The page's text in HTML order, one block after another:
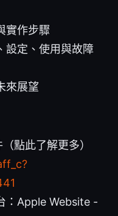
實作步驟
設定、使用與故障
來展望
點此了解更多）
：Apple Website -